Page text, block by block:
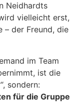
Neidhardts
vielleicht erst,
– der Freund, die
im Team
ist die
sondern:
für die Gruppe